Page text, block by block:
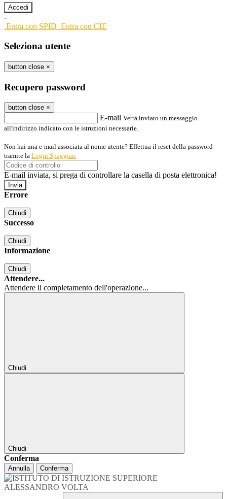
-
Entra con SPID Entra con CIE
Seleziona utente
button close ×
Recupero password
button close ×
E-mail Verrà inviato un messaggio
all'indirizzo indicato con le istruzioni necessarie.
Non hai una e-mail associata al nome utente? Effettua il reset della password
tramite la Login Spaggiari
E-mail inviata, si prega di controllare la casella di posta elettronica!
Errore
Chiudi
Successo
Chiudi
Informazione
Chiudi
Attendere...
Attendere il completamento dell'operazione...
Chiudi
Chiudi
Conferma
Annulla Conferma